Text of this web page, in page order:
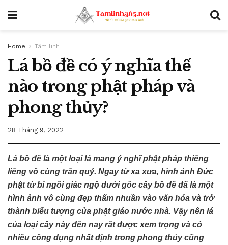
Home Tâm linh
Lá bồ đề có ý nghĩa thế
nào trong phật pháp và
phong thủy?
28 Tháng 9, 2022
Lá bồ đề là một loại lá mang ý nghĩ phật pháp thiêng
liêng vô cùng trân quý. Ngay từ xa xưa, hình ảnh Đức
phật từ bi ngồi giác ngộ dưới gốc cây bồ đề đã là một
hình ảnh vô cùng đẹp thấm nhuần vào văn hóa và trở
thành biểu tượng của phật giáo nước nhà. Vậy nên lá
của loại cây này đến nay rất được xem trọng và có
nhiều công dụng nhất định trong phong thủy cũng